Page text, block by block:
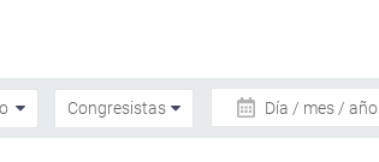
Día / mes / año